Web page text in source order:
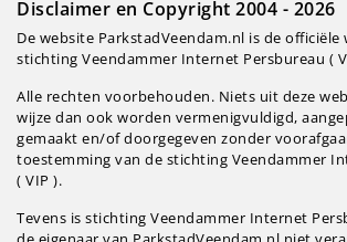
Disclaimer en Copyright 2004 - 2026
De website ParkstadVeendam.nl is de officiële
stichting Veendammer Internet Persbureau (
Alle rechten voorbehouden. Niets uit deze
wijze dan ook worden vermenigvuldigd,
gemaakt en/of doorgegeven zonder
toestemming van de stichting Veendammer
( VIP ).
Tevens is stichting Veendammer Internet